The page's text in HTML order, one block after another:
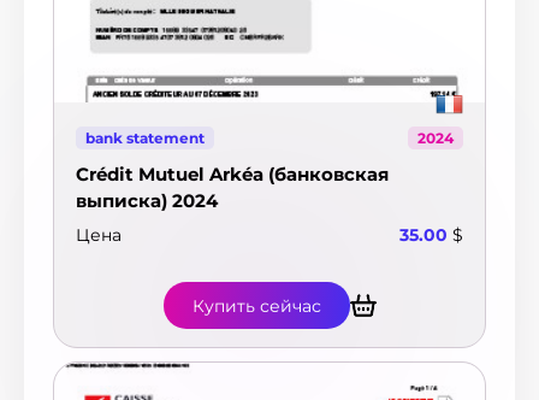
bank statement 2024
Crédit Mutuel Arkéa (банковская
выписка) 2024
Цена 35.00 $
Купить сейчас